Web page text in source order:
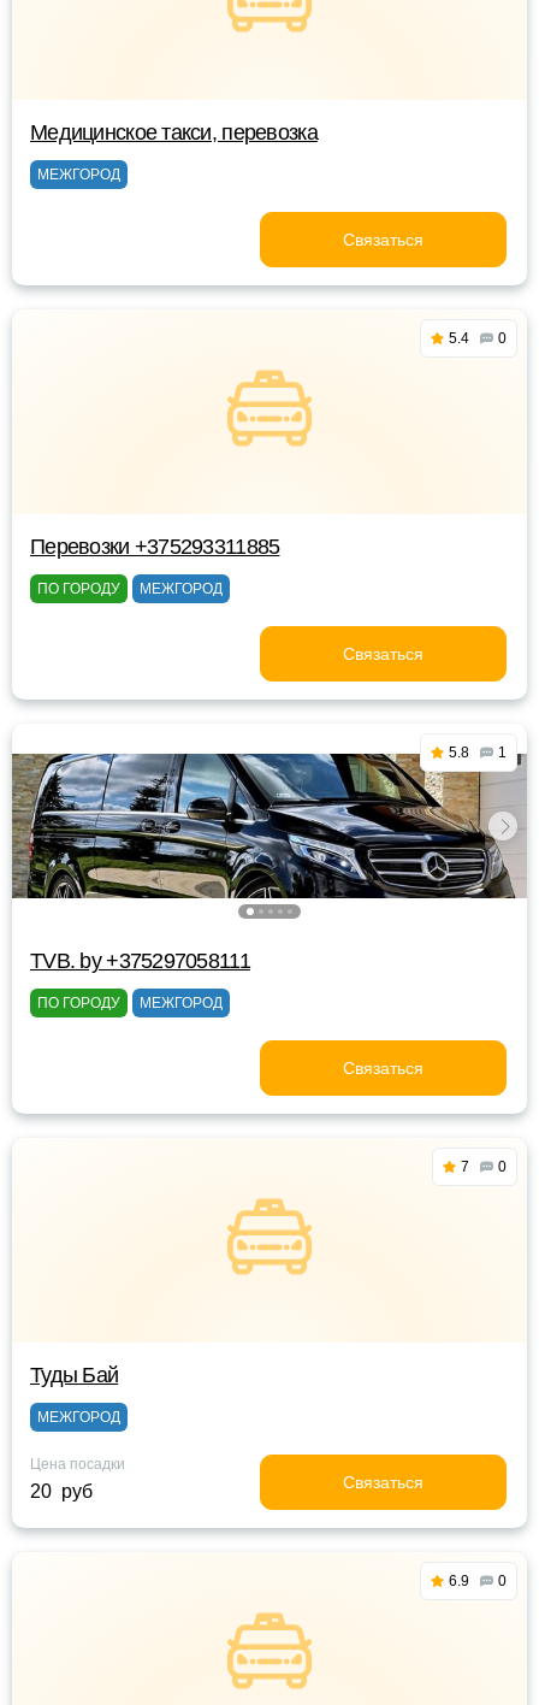
Медицинское такси, перевозка
МЕЖГОРОД
Связаться
5.4 0
Перевозки +375293311885
ПО ГОРОДУ МЕЖГОРОД
Связаться
5.8 1
TVB. by +375297058111
ПО ГОРОДУ МЕЖГОРОД
Связаться
7 0
Туды Бай
МЕЖГОРОД
Цена посадки
20 руб Связаться
6.9 0